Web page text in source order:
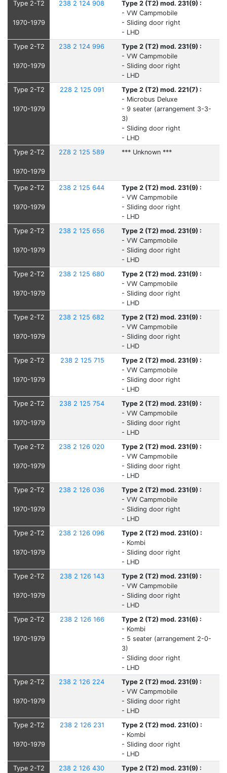
Type 2-T2
1970-1979
238 2 124 908
Type 2 (T2) mod. 231(9) :
- VW Campmobile
- Sliding door right
- LHD
Type 2-T2
1970-1979
238 2 124 996
Type 2 (T2) mod. 231(9) :
- VW Campmobile
- Sliding door right
- LHD
Type 2-T2
1970-1979
228 2 125 091
Type 2 (T2) mod. 221(7) :
- Microbus Deluxe
- 9 seater (arrangement 3-3-
3)
- Sliding door right
- LHD
Type 2-T2
1970-1979
2Z8 2 125 589 *** Unknown ***
Type 2-T2
1970-1979
238 2 125 644
Type 2 (T2) mod. 231(9) :
- VW Campmobile
- Sliding door right
- LHD
Type 2-T2
1970-1979
238 2 125 656
Type 2 (T2) mod. 231(9) :
- VW Campmobile
- Sliding door right
- LHD
Type 2-T2
1970-1979
238 2 125 680
Type 2 (T2) mod. 231(9) :
- VW Campmobile
- Sliding door right
- LHD
Type 2-T2
1970-1979
238 2 125 682
Type 2 (T2) mod. 231(9) :
- VW Campmobile
- Sliding door right
- LHD
Type 2-T2
1970-1979
238 2 125 715
Type 2 (T2) mod. 231(9) :
- VW Campmobile
- Sliding door right
- LHD
Type 2-T2
1970-1979
238 2 125 754
Type 2 (T2) mod. 231(9) :
- VW Campmobile
- Sliding door right
- LHD
Type 2-T2
1970-1979
238 2 126 020
Type 2 (T2) mod. 231(9) :
- VW Campmobile
- Sliding door right
- LHD
Type 2-T2
1970-1979
238 2 126 036
Type 2 (T2) mod. 231(9) :
- VW Campmobile
- Sliding door right
- LHD
Type 2-T2
1970-1979
238 2 126 096
Type 2 (T2) mod. 231(0) :
- Kombi
- Sliding door right
- LHD
Type 2-T2
1970-1979
238 2 126 143
Type 2 (T2) mod. 231(9) :
- VW Campmobile
- Sliding door right
- LHD
Type 2-T2
1970-1979
238 2 126 166
Type 2 (T2) mod. 231(6) :
- Kombi
- 5 seater (arrangement 2-0-
3)
- Sliding door right
- LHD
Type 2-T2
1970-1979
238 2 126 224
Type 2 (T2) mod. 231(9) :
- VW Campmobile
- Sliding door right
- LHD
Type 2-T2
1970-1979
238 2 126 231
Type 2 (T2) mod. 231(0) :
- Kombi
- Sliding door right
- LHD
Type 2-T2
238 2 126 430
Type 2 (T2) mod. 231(9) :